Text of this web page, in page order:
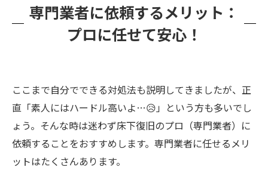
専門業者に依頼するメリット：
プロに任せて安心！
ここまで自分でできる対処法も説明してきましたが、正
直「素人にはハードル高いよ…😥」という方も多いでし
ょう。そんな時は迷わず床下復旧のプロ（専門業者）に
依頼することをおすすめします。専門業者に任せるメリ
ットはたくさんあります。